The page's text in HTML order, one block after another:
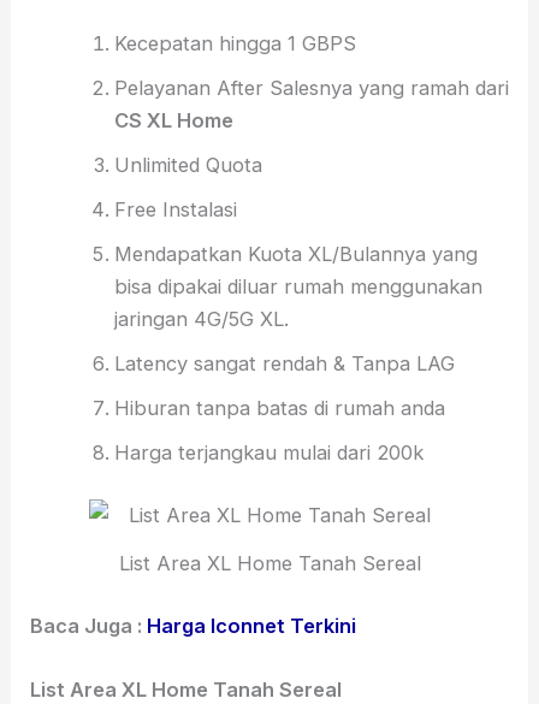
Kecepatan hingga 1 GBPS
Pelayanan After Salesnya yang ramah dari
CS XL Home
Unlimited Quota
Free Instalasi
Mendapatkan Kuota XL/Bulannya yang
bisa dipakai diluar rumah menggunakan
jaringan 4G/5G XL.
Latency sangat rendah & Tanpa LAG
Hiburan tanpa batas di rumah anda
Harga terjangkau mulai dari 200k
List Area XL Home Tanah Sereal
Baca Juga : Harga Iconnet Terkini
List Area XL Home Tanah Sereal